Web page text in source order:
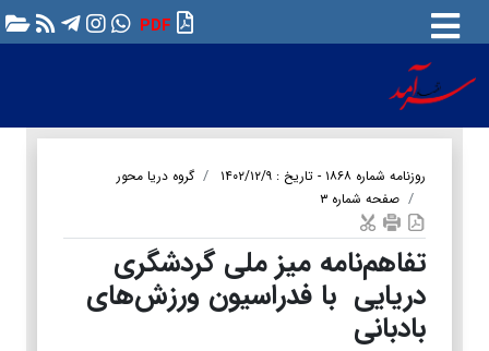
PDF
روزنامه شماره ۱۸۶۸ - تاریخ : ۱۴۰۲/۱۲/۹
گروه دریا محور
صفحه شماره ۳
تفاهم‌نامه میز ملی گردشگری
دریایی با فدراسیون ورزش‌های
بادبانی